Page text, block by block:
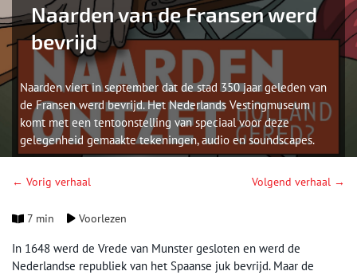
Naarden van de Fransen werd
bevrijd
Naarden viert in september dat de stad 350 jaar geleden van
de Fransen werd bevrijd. Het Nederlands Vestingmuseum
komt met een tentoonstelling van speciaal voor deze
gelegenheid gemaakte tekeningen, audio en soundscapes.
← Vorig verhaal Volgend verhaal →
7 min Voorlezen
In 1648 werd de Vrede van Munster gesloten en werd de
Nederlandse republiek van het Spaanse juk bevrijd. Maar de